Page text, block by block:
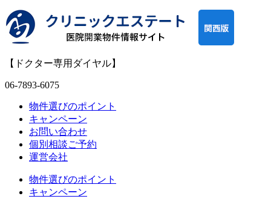
【ドクター専用ダイヤル】
06-7893-6075
物件選びのポイント
キャンペーン
お問い合わせ
個別相談ご予約
運営会社
物件選びのポイント
キャンペーン